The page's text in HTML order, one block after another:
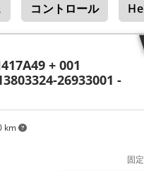
コントロール
km
+ 001
26933001 -
固